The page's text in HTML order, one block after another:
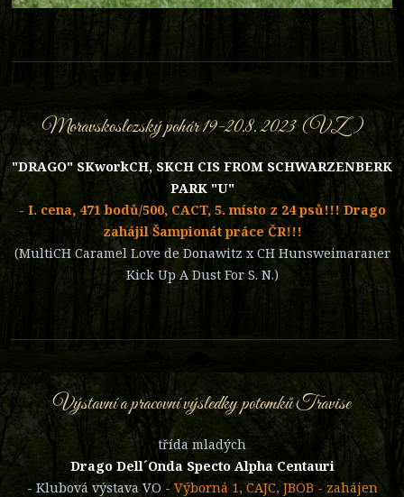
Moravskoslezský pohár 19-20.8. 2023 (VZ)
"DRAGO" SKworkCH, SKCH CIS FROM SCHWARZENBERK
PARK "U"
- I. cena, 471 bodů/500, CACT, 5. místo z 24 psů!!! Drago
zahájil Šampionát práce ČR!!!
(MultiCH Caramel Love de Donawitz x CH Hunsweimaraner
Kick Up A Dust For S. N.)
Výstavní a pracovní výsledky potomků Travise
třída mladých
Drago Dell´Onda Specto Alpha Centauri
- Klubová výstava VO - Výborná 1, CAJC, JBOB - zahájen